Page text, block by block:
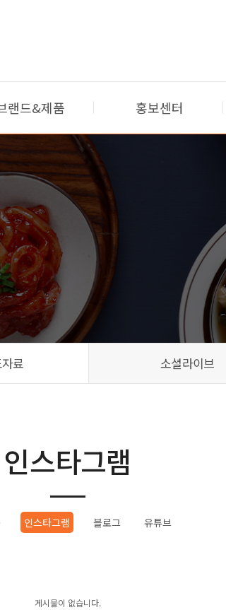
랜드&제품 홍보센터
료 소셜라이브
인스타그램
인스타그램 블로그 유튜브
게시물이 없습니다.